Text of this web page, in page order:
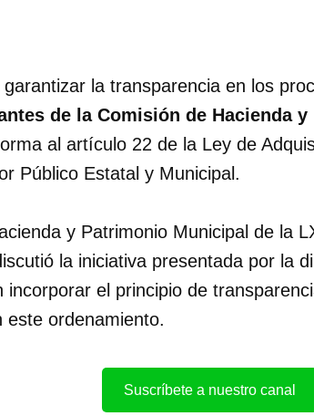
la transparencia en los
de la Comisión de Hacienda
al artículo 22 de la Ley de
Público Estatal y Municipal.
y Patrimonio Municipal de la
la iniciativa presentada por la
incorporar el principio de
este ordenamiento.
Suscríbete a nuestro canal